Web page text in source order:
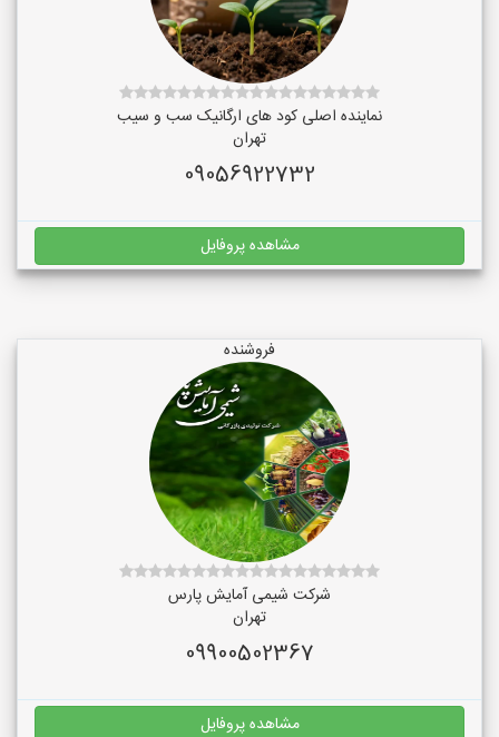
نماینده اصلی کود های ارگانیک سب و سیب
تهران
09056922732
مشاهده پروفایل
فروشنده
شرکت شیمی آمایش پارس
تهران
09900502367
مشاهده پروفایل